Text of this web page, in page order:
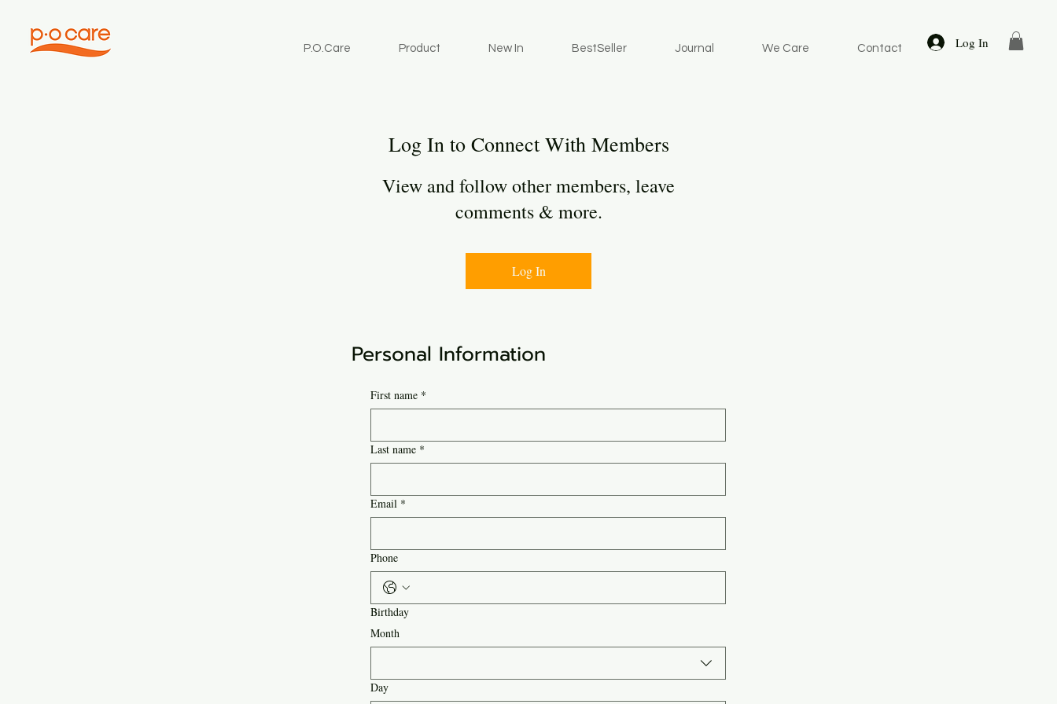
P.O.Care Product New In BestSeller Journal We Care Contact Log In
Log In to Connect With Members
View and follow other members, leave
comments & more.
Log In
Personal Information
First name *
Last name *
Email *
Phone
Birthday
Month
Day